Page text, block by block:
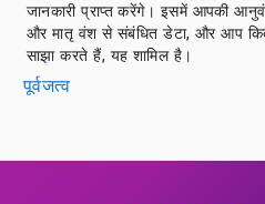
जानकारी प्राप्त करेंगे। इसमें आपकी
और मातृ वंश से संबंधित डेटा, और आप
साझा करते हैं, यह शामिल है।
पूर्वजत्व